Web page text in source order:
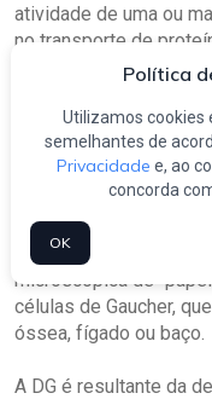
atividade de uma ou
no transporte de
cada órgão desde a
A incidência a
dos recém-nascidos
A DG é um EIM do
depósito, sendo a
herança da doença é
comprometer filhos
com as inclusões do
microscópica de
células de Gaucher,
óssea, fígado ou baço.
A DG é resultante da
Política
Utilizamos cookies
semelhantes de
Privacidade e, ao
concorda
OK